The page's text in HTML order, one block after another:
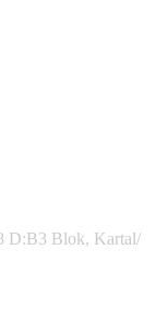
D:B3 Blok, Kartal/